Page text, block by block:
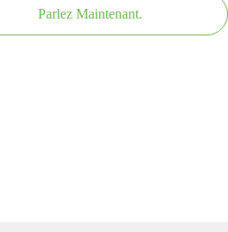
Parlez Maintenant.